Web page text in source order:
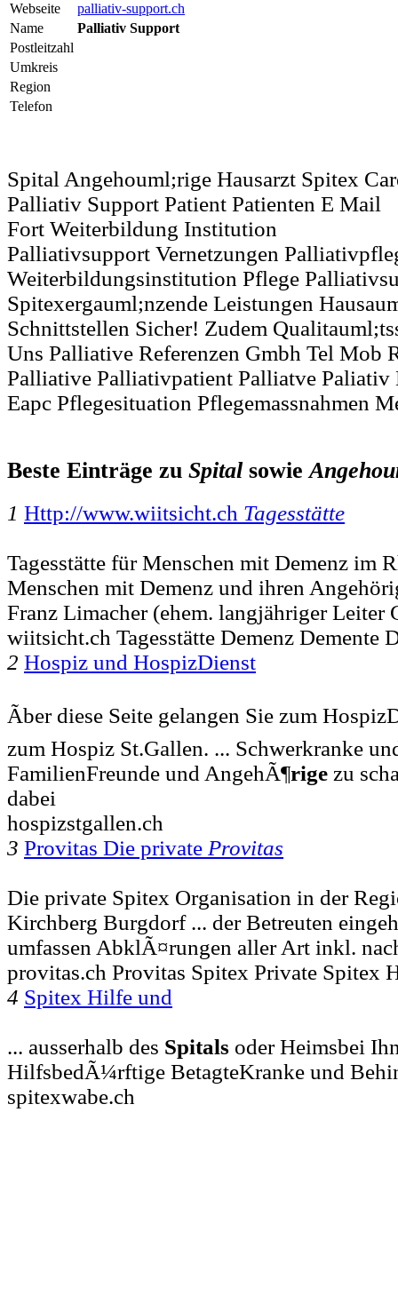
Webseite
palliativ-support.ch
Name
Palliativ Support
Postleitzahl
Umkreis
Region
Telefon
Spital Angehouml;rige Hausarzt Spitex
Palliativ Support Patient Patienten E Mail
Fort Weiterbildung Institution
Palliativsupport Vernetzungen
Weiterbildungsinstitution Pflege
Spitexergauml;nzende Leistungen
Schnittstellen Sicher! Zudem
Uns Palliative Referenzen Gmbh Tel Mob
Palliative Palliativpatient Palliatve
Eapc Pflegesituation Pflegemassnahmen
Beste Einträge zu Spitalsowie
1 Http://www.wiitsicht.ch Tagesstätte
Tagesstätte für Menschen mit Demenz im
Menschen mit Demenz und ihren
Franz Limacher (ehem. langjähriger
wiitsicht.ch Tagesstätte Demenz Demente
2 Hospiz und HospizDienst
Ãber diese Seite gelangen Sie zum
zum Hospiz St.Gallen. ... Schwerkranke
FamilienFreunde und AngehÃ¶rige zu
dabei
hospizstgallen.ch
3 Provitas Die private Provitas
Die private Spitex Organisation in der
Kirchberg Burgdorf ... der Betreuten
umfassen AbklÃ¤rungen aller Art inkl.
provitas.ch Provitas Spitex Private Spitex
4 Spitex Hilfe und
... ausserhalb des Spitals oder Heimsbei
HilfsbedÃ¼rftige BetagteKranke und
spitexwabe.ch